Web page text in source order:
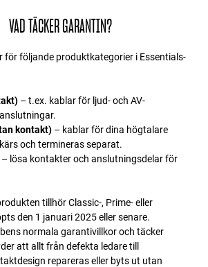
VAD TÄCKER GARANTIN?
för följande produktkategorier i Essentials-
– t.ex. kablar för ljud- och AV-
kontakt) – kablar för dina högtalare
och termineras separat.
– lösa kontakter och anslutningsdelar för
tillhör Classic-, Prime- eller
den 1 januari 2025 eller senare.
normala garantivillkor och täcker
att allt från defekta ledare till
repareras eller byts ut utan